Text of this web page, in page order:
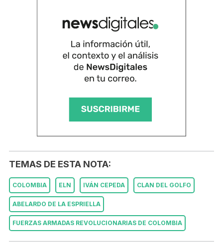
TEMAS DE ESTA NOTA:
COLOMBIA ELN IVÁN CEPEDA CLAN DEL GOLFO
ABELARDO DE LA ESPRIELLA
FUERZAS ARMADAS REVOLUCIONARIAS DE COLOMBIA